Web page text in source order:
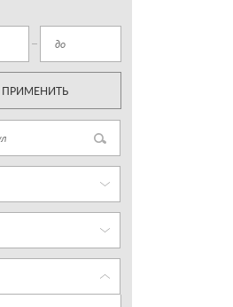
ПРИМЕНИТЬ